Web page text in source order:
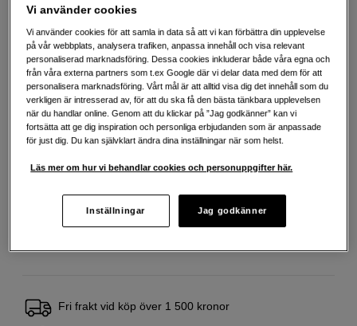
1 590 SEK
Antal
Lägg i kundvagn
Delbetala från 85 SEK/mån via
Exempel: 48 mån, 85 SEK/mån, totalt 4 659 SEK, effektiv ränta 10,45 %
och skuldrådgivningen i din kommun. Kontaktuppgifter finns på
konsumentverket.se (öppnas i ny flik)
Fri frakt vid köp över 1 500 kronor
Vi använder cookies
Vi använder cookies för att samla in data så att vi kan förbättra din upplevelse
på vår webbplats, analysera trafiken, anpassa innehåll och visa relevant
personaliserad marknadsföring. Dessa cookies inkluderar både våra egna och
från våra externa partners som t.ex Google där vi delar data med dem för att
personalisera marknadsföring. Vårt mål är att alltid visa dig det innehåll som du
verkligen är intresserad av, för att du ska få den bästa tänkbara upplevelsen
när du handlar online. Genom att du klickar på ”Jag godkänner” kan vi
fortsätta att ge dig inspiration och personliga erbjudanden som är anpassade
för just dig. Du kan självklart ändra dina inställningar när som helst.
Läs mer om hur vi behandlar cookies och personuppgifter här.
Inställningar Jag godkänner